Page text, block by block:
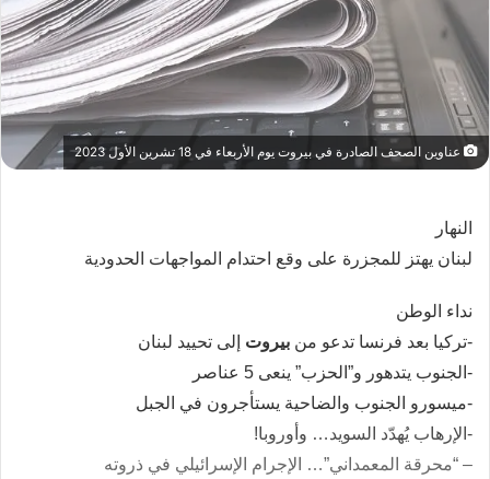
عناوين الصحف الصادرة في بيروت يوم الأربعاء في 18 تشرين الأول 2023
النهار
لبنان يهتز للمجزرة على وقع احتدام المواجهات الحدودية
نداء الوطن
-تركيا بعد فرنسا تدعو من بيروت إلى تحييد لبنان
-الجنوب يتدهور و”الحزب” ينعى 5 عناصر
-ميسورو الجنوب والضاحية يستأجرون في الجبل
-الإرهاب يُهدّد السويد… وأوروبا!
– “محرقة المعمداني”… الإجرام الإسرائيلي في ذروته